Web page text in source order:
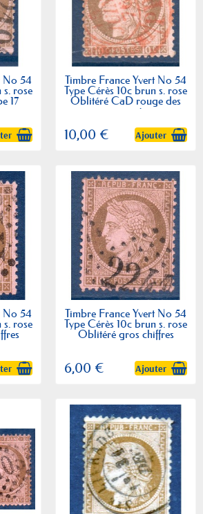
No 54
s. rose
17
Timbre France Yvert No 54
Type Cérès 10c brun s. rose
Oblitéré CaD rouge des
imprimés
10,00 € Ajouter
No 54
s. rose
Timbre France Yvert No 54
Type Cérès 10c brun s. rose
Oblitéré gros chiffres
6,00 € Ajouter